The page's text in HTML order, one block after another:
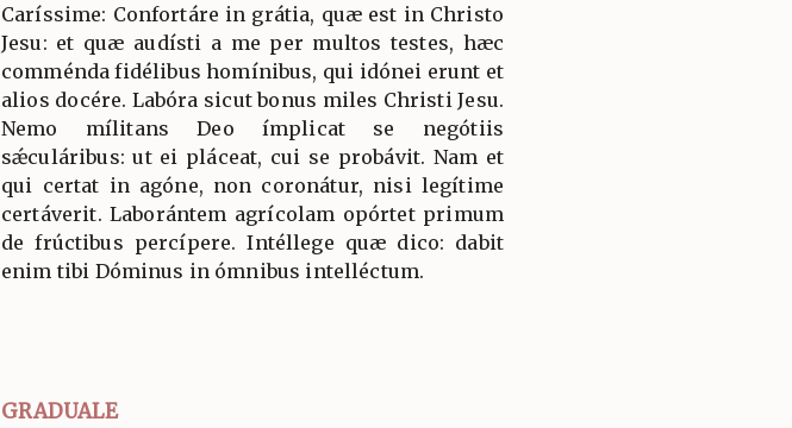
Caríssime: Confortáre in grátia, quæ est in Christo
Jesu: et quæ audísti a me per multos testes, hæc
comménda fidélibus homínibus, qui idónei erunt et
alios docére. Labóra sicut bonus miles Christi Jesu.
Nemo mílitans Deo ímplicat se negótiis
sǽculáribus: ut ei pláceat, cui se probávit. Nam et
qui certat in agóne, non coronátur, nisi legítime
certáverit. Laborántem agrícolam opórtet primum
de frúctibus percípere. Intéllege quæ dico: dabit
enim tibi Dóminus in ómnibus intelléctum.
GRADUALE